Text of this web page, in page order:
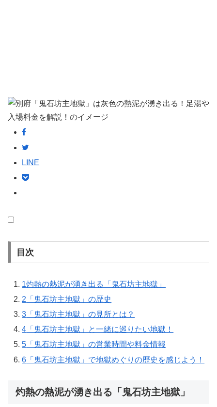
LINE
目次
1灼熱の熱泥が湧き出る「鬼石坊主地獄」
2 「鬼石坊主地獄」の歴史
3 「鬼石坊主地獄」の見所とは？
4 「鬼石坊主地獄」と一緒に巡りたい地獄！
5 「鬼石坊主地獄」の営業時間や料金情報
6 「鬼石坊主地獄」で地獄めぐりの歴史を感じよう！
灼熱の熱泥が湧き出る「鬼石坊主地獄」